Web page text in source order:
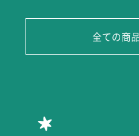
全ての商